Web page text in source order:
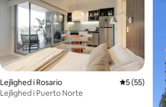
Lejlighed i Rosario 5 ud af 5 i
5 (55)
Lejlighed i Puerto Norte